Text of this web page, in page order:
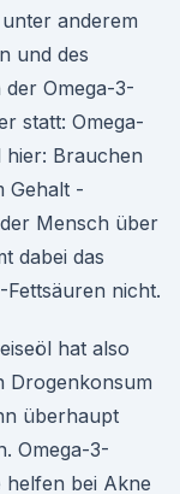
unter anderem
und des
der Omega-3-
statt: Omega-
Brauchen
Gehalt -
Mensch über
dabei das
nicht.
hat also
Drogenkonsum
überhaupt
Omega-3-
helfen bei Akne